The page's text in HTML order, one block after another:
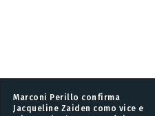
Marconi Perillo confirma
Jacqueline Zaiden como vice e